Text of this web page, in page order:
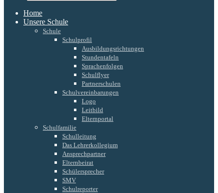
Home
Unsere Schule
Schule
Schulprofil
Ausbildungsrichtungen
Stundentafeln
Sprachenfolgen
Schulflyer
Partnerschulen
Schulvereinbarungen
Logo
Leitbild
Elternportal
Schulfamilie
Schulleitung
Das Lehrerkollegium
Ansprechpartner
Elternbeirat
Schülersprecher
SMV
Schulreporter